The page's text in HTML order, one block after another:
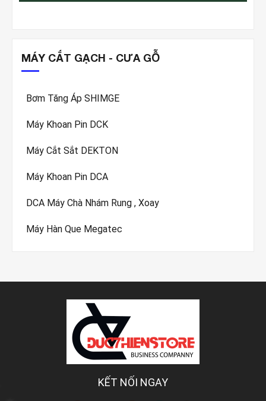
MÁY CẮT GẠCH - CƯA GỖ
Bơm Tăng Áp SHIMGE
Máy Khoan Pin DCK
Máy Cắt Sắt DEKTON
Máy Khoan Pin DCA
DCA Máy Chà Nhám Rung , Xoay
Máy Hàn Que Megatec
KẾT NỐI NGAY